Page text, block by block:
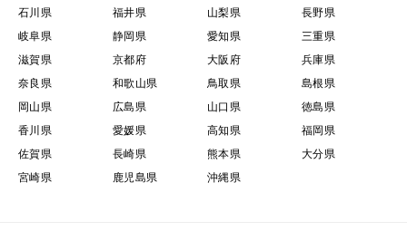
石川県
福井県 山梨県
長野県
岐阜県
静岡県 愛知県
三重県
滋賀県
京都府 大阪府
兵庫県
奈良県
和歌山県 鳥取県
島根県
岡山県
広島県 山口県
徳島県
香川県
愛媛県 高知県
福岡県
佐賀県
長崎県 熊本県
大分県
宮崎県
鹿児島県 沖縄県